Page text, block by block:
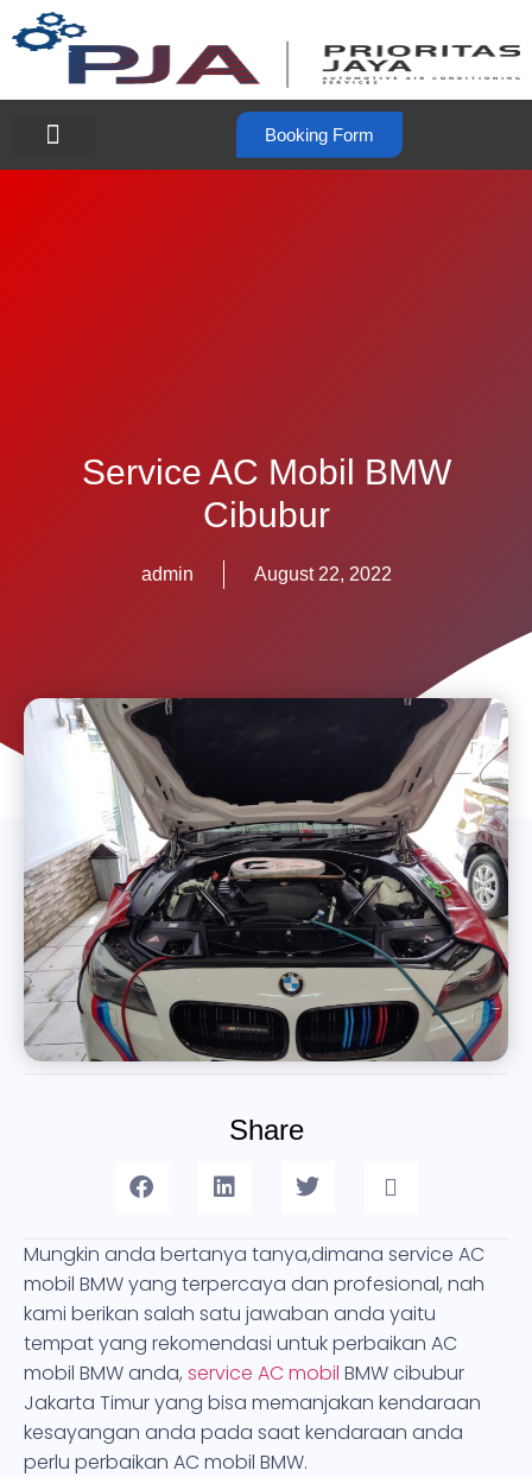
Booking Form
Service AC Mobil BMW
Cibubur
admin August 22, 2022
Share
Mungkin anda bertanya tanya,dimana service AC
mobil BMW yang terpercaya dan profesional, nah
kami berikan salah satu jawaban anda yaitu
tempat yang rekomendasi untuk perbaikan AC
mobil BMW anda, service AC mobil BMW cibubur
Jakarta Timur yang bisa memanjakan kendaraan
kesayangan anda pada saat kendaraan anda
perlu perbaikan AC mobil BMW.